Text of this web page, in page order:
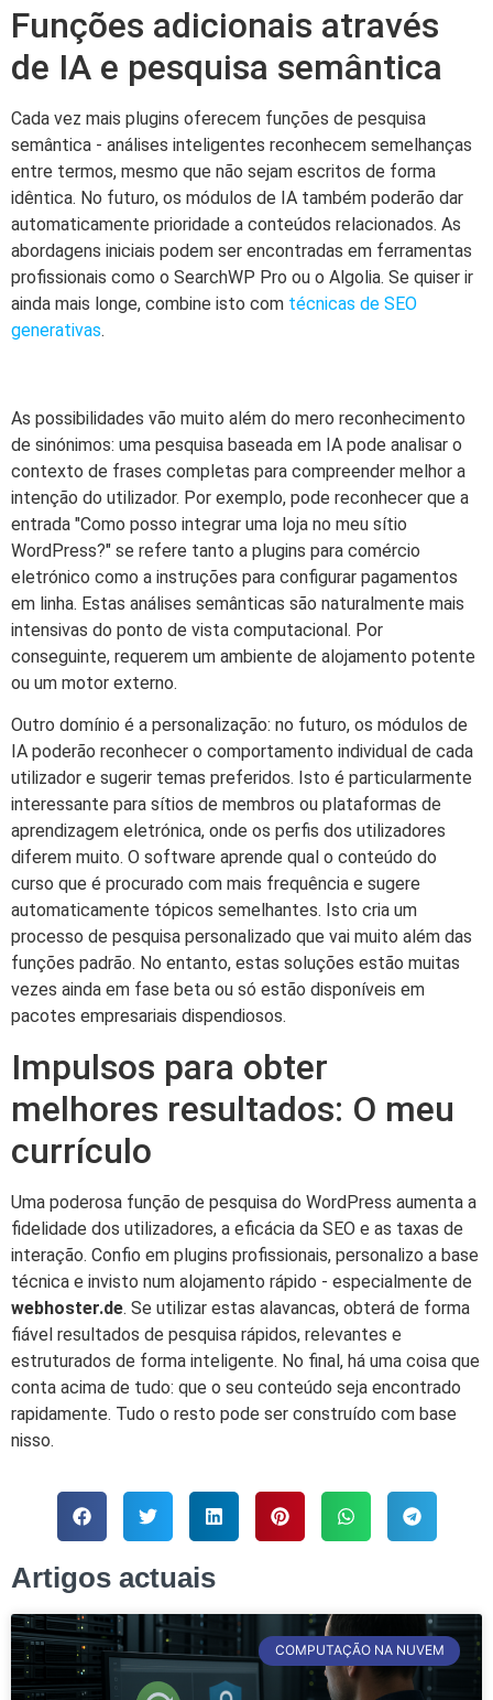
Funções adicionais através
de IA e pesquisa semântica
Cada vez mais plugins oferecem funções de pesquisa
semântica - análises inteligentes reconhecem semelhanças
entre termos, mesmo que não sejam escritos de forma
idêntica. No futuro, os módulos de IA também poderão dar
automaticamente prioridade a conteúdos relacionados. As
abordagens iniciais podem ser encontradas em ferramentas
profissionais como o SearchWP Pro ou o Algolia. Se quiser ir
ainda mais longe, combine isto com técnicas de SEO
generativas.
As possibilidades vão muito além do mero reconhecimento
de sinónimos: uma pesquisa baseada em IA pode analisar o
contexto de frases completas para compreender melhor a
intenção do utilizador. Por exemplo, pode reconhecer que a
entrada "Como posso integrar uma loja no meu sítio
WordPress?" se refere tanto a plugins para comércio
eletrónico como a instruções para configurar pagamentos
em linha. Estas análises semânticas são naturalmente mais
intensivas do ponto de vista computacional. Por
conseguinte, requerem um ambiente de alojamento potente
ou um motor externo.
Outro domínio é a personalização: no futuro, os módulos de
IA poderão reconhecer o comportamento individual de cada
utilizador e sugerir temas preferidos. Isto é particularmente
interessante para sítios de membros ou plataformas de
aprendizagem eletrónica, onde os perfis dos utilizadores
diferem muito. O software aprende qual o conteúdo do
curso que é procurado com mais frequência e sugere
automaticamente tópicos semelhantes. Isto cria um
processo de pesquisa personalizado que vai muito além das
funções padrão. No entanto, estas soluções estão muitas
vezes ainda em fase beta ou só estão disponíveis em
pacotes empresariais dispendiosos.
Impulsos para obter
melhores resultados: O meu
currículo
Uma poderosa função de pesquisa do WordPress aumenta a
fidelidade dos utilizadores, a eficácia da SEO e as taxas de
interação. Confio em plugins profissionais, personalizo a base
técnica e invisto num alojamento rápido - especialmente de
webhoster.de. Se utilizar estas alavancas, obterá de forma
fiável resultados de pesquisa rápidos, relevantes e
estruturados de forma inteligente. No final, há uma coisa que
conta acima de tudo: que o seu conteúdo seja encontrado
rapidamente. Tudo o resto pode ser construído com base
nisso.
Artigos actuais
COMPUTAÇÃO NA NUVEM